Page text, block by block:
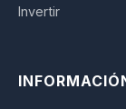
Invertir